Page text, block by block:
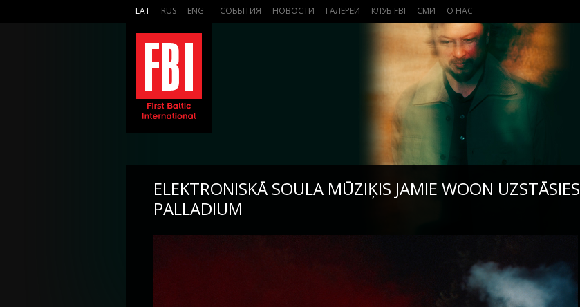
LAT RUS ENG СОБЫТИЯ НОВОСТИ ГАЛЕРЕИ КЛУБ FBI СМИ О НАС
ELEKTRONISKĀ SOULA MŪZIĶIS JAMIE WOON UZSTĀSIES
PALLADIUM